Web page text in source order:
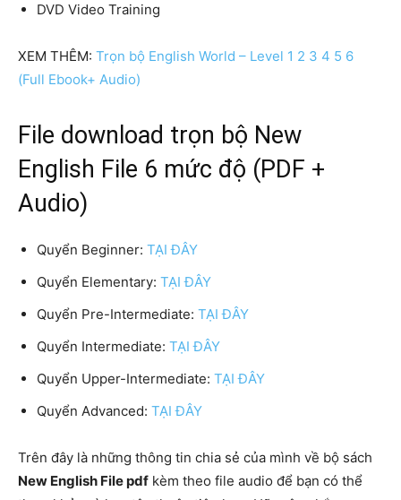
DVD Video Training
XEM THÊM: Trọn bộ English World – Level 1 2 3 4 5 6
(Full Ebook+ Audio)
File download trọn bộ New
English File 6 mức độ (PDF +
Audio)
Quyển Beginner: TẠI ĐÂY
Quyển Elementary: TẠI ĐÂY
Quyển Pre-Intermediate: TẠI ĐÂY
Quyển Intermediate: TẠI ĐÂY
Quyển Upper-Intermediate: TẠI ĐÂY
Quyển Advanced: TẠI ĐÂY
Trên đây là những thông tin chia sẻ của mình về bộ sách
New English File pdf kèm theo file audio để bạn có thể